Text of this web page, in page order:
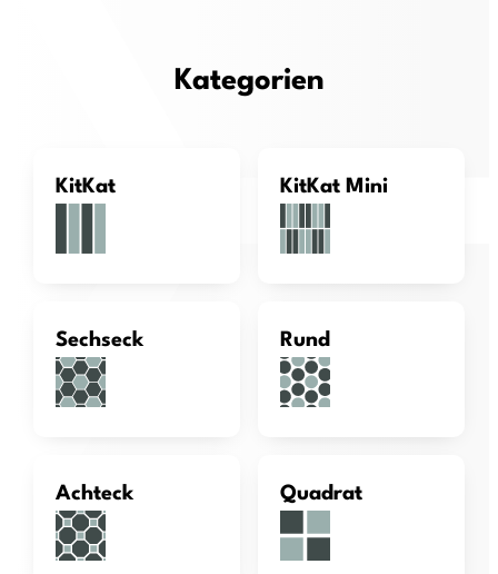
Kategorien
KitKat KitKat Mini
Sechseck Rund
Achteck Quadrat